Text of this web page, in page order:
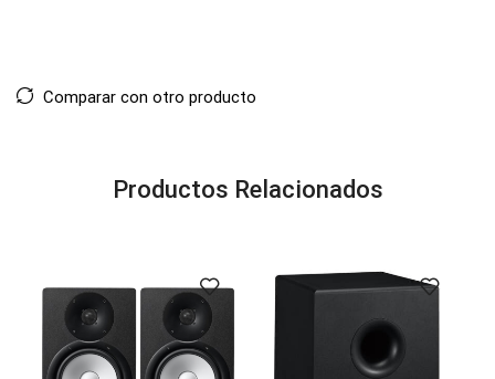
Comparar con otro producto
Productos Relacionados